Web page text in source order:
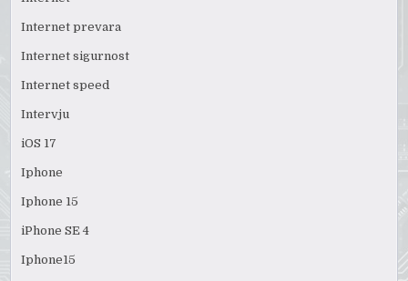
Internet prevara
Internet sigurnost
Internet speed
Intervju
iOS 17
Iphone
Iphone 15
iPhone SE 4
Iphone15